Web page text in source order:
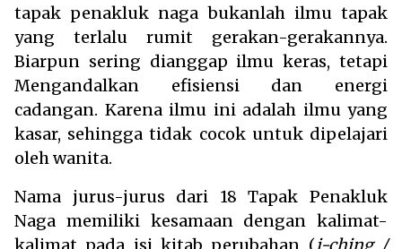
tapak penakluk naga bukanlah ilmu tapak
yang terlalu rumit gerakan-gerakannya.
Biarpun sering dianggap ilmu keras, tetapi
Mengandalkan efisiensi dan energi
cadangan. Karena ilmu ini adalah ilmu yang
kasar, sehingga tidak cocok untuk dipelajari
oleh wanita.
Nama jurus-jurus dari 18 Tapak Penakluk
Naga memiliki kesamaan dengan kalimat-